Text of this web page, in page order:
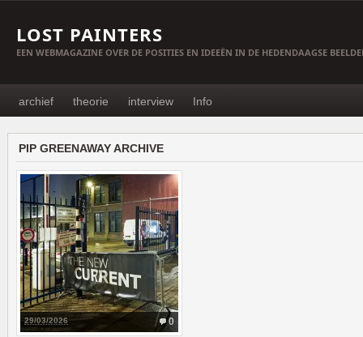
LOST PAINTERS
EEN WEBMAGAZINE OVER DE POSITIES EN IDEEËN IN DE HEDENDAAGSE
archief theorie interview Info
PIP GREENAWAY ARCHIVE
0
29/03/2026